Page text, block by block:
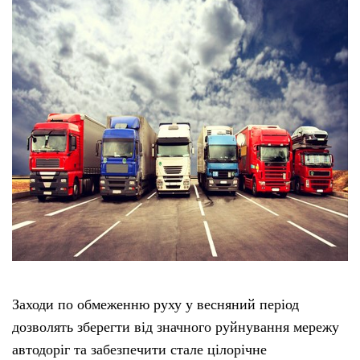
Заходи по обмеженню руху у весняний період
дозволять зберегти від значного руйнування мережу
автодоріг та забезпечити стале цілорічне